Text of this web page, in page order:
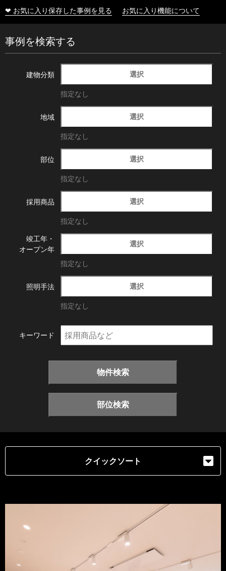
❤ お気に入り保存した事例を見る お気に入り機能について
事例を検索する
建物分類 選択
指定なし
地域 選択
指定なし
部位 選択
指定なし
採用商品 選択
指定なし
竣工年・
オープン年
選択
指定なし
照明手法 選択
指定なし
キーワード
物件検索
部位検索
クイックソート